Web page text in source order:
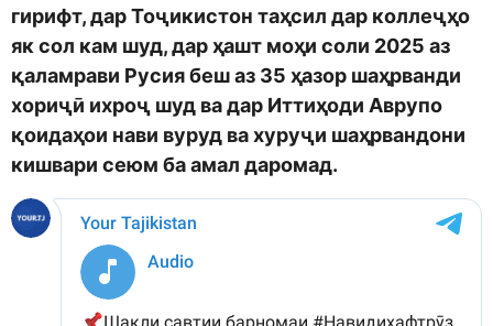
гирифт, дар Тоҷикистон таҳсил дар коллеҷҳо
як сол кам шуд, дар ҳашт моҳи соли 2025 аз
қаламрави Русия беш аз 35 ҳазор шаҳрванди
хориҷӣ ихроҷ шуд ва дар Иттиҳоди Аврупо
қоидаҳои нави вуруд ва хуруҷи шаҳрвандони
кишвари сеюм ба амал даромад.